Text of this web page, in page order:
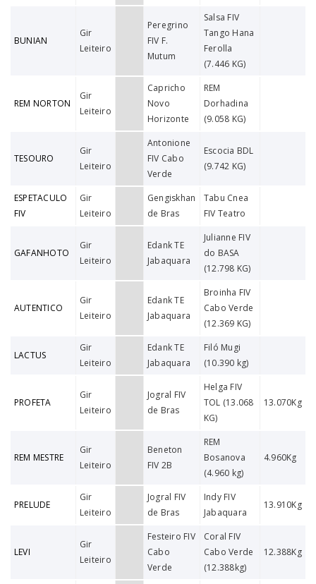
BUNIAN
Gir
Leiteiro
Peregrino
FIV F.
Mutum
Salsa FIV
Tango Hana
Ferolla
(7.446 KG)
REM NORTON
Gir
Leiteiro
Capricho
Novo
Horizonte
REM
Dorhadina
(9.058 KG)
TESOURO
Gir
Leiteiro
Antonione
FIV Cabo
Verde
Escocia BDL
(9.742 KG)
ESPETACULO
FIV
Gir
Leiteiro
Gengiskhan
de Bras
Tabu Cnea
FIV Teatro
GAFANHOTO
Gir
Leiteiro
Edank TE
Jabaquara
Julianne FIV
do BASA
(12.798 KG)
AUTENTICO
Gir
Leiteiro
Edank TE
Jabaquara
Broinha FIV
Cabo Verde
(12.369 KG)
LACTUS
Gir
Leiteiro
Edank TE
Jabaquara
Filó Mugi
(10.390 kg)
PROFETA
Gir
Leiteiro
Jogral FIV
de Bras
Helga FIV
TOL (13.068
KG)
13.070Kg
REM MESTRE
Gir
Leiteiro
Beneton
FIV 2B
REM
Bosanova
(4.960 kg)
4.960Kg
PRELUDE
Gir
Leiteiro
Jogral FIV
de Bras
Indy FIV
Jabaquara
13.910Kg
LEVI
Gir
Leiteiro
Festeiro FIV
Cabo
Verde
Coral FIV
Cabo Verde
(12.388kg)
12.388Kg